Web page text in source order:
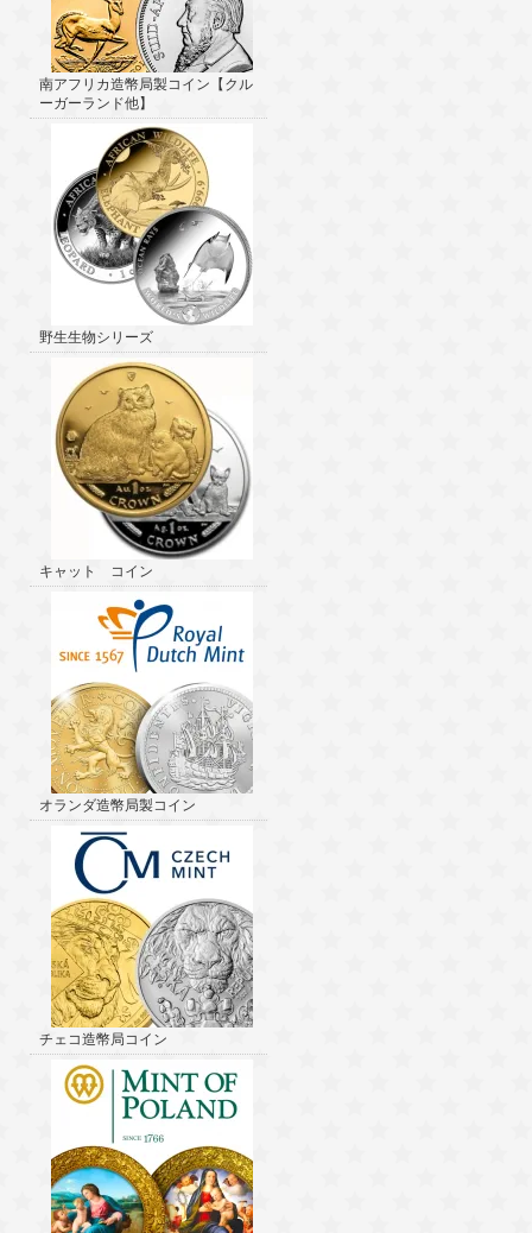
南アフリカ造幣局製コイン【クル
ーガーランド他】
野生生物シリーズ
キャット コイン
オランダ造幣局製コイン
チェコ造幣局コイン